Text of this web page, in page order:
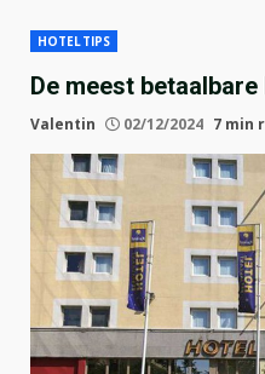
HOTELTIPS
De meest
Valentin 02/12/2024 7 min